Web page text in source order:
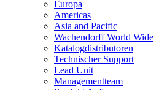
Europa
Americas
Asia and Pacific
Wachendorff World Wide
Katalogdistributoren
Technischer Support
Lead Unit
Managementteam